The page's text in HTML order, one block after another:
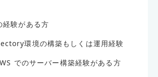
経験がある方
環境の構築もしくは運用経験
でのサーバー構築経験がある方